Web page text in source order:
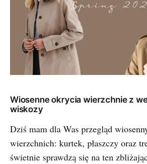
Wiosenne okrycia wierzchnie z
wiskozy
Dziś mam dla Was przegląd
wierzchnich: kurtek, płaszczy oraz
świetnie sprawdzą się na ten